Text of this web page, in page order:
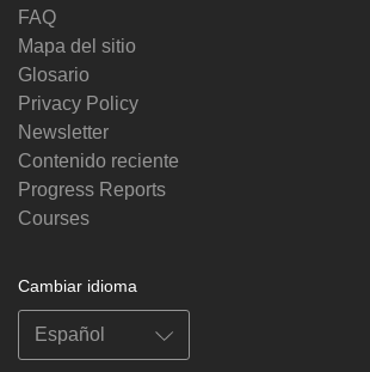
FAQ
Mapa del sitio
Glosario
Privacy Policy
Newsletter
Contenido reciente
Progress Reports
Courses
Cambiar idioma